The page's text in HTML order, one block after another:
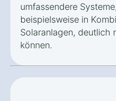
umfassendere
beispielsweise in
Solaranlagen, deutlich
können.